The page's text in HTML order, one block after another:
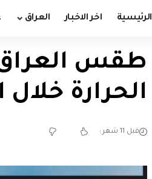
الرئيسية اخر الاخبار العراق
طقس
الحرارة خلال
قبل 11 شهر